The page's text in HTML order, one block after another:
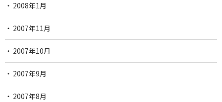
2008年1月
2007年11月
2007年10月
2007年9月
2007年8月